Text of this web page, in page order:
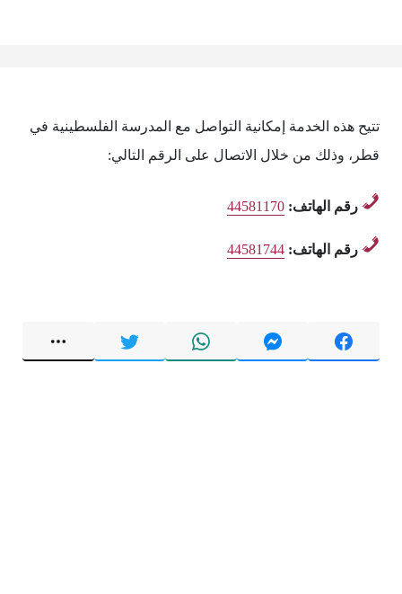
تتيح هذه الخدمة إمكانية التواصل مع المدرسة الفلسطينية في
قطر، وذلك من خلال الاتصال على الرقم التالي:
رقم الهاتف: 44581170
رقم الهاتف: 44581744